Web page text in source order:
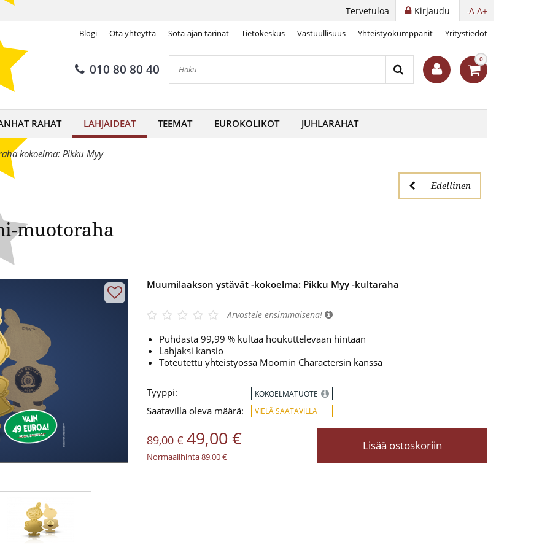
-A A+
Kirjaudu
Tervetuloa
Blogi Ota yhteyttä Sota-ajan tarinat Tietokeskus Vastuullisuus Yhteistyökumppanit Yritystiedot
010 80 80 40
0
RAHAT LAHJAIDEAT TEEMAT EUROKOLIKOT JUHLARAHAT
kokoelma: Pikku Myy
Edellinen
muotoraha
Muumilaakson ystävät -kokoelma: Pikku Myy -kultaraha
Arvostele ensimmäisenä!
Puhdasta 99,99 % kultaa houkuttelevaan hintaan
Lahjaksi kansio
Toteutettu yhteistyössä Moomin Charactersin kanssa
Tyyppi:
Saatavilla oleva määrä:
KOKOELMATUOTE
VIELÄ SAATAVILLA
89,00 € 49,00 €
Normaalihinta 89,00 €
Lisää ostoskoriin
Muumi-muotoraha